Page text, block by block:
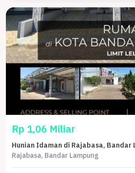
Rp 1,06 Miliar
Rajabasa, Bandar Lampung